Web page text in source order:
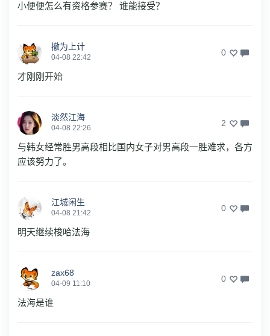
小便便怎么有资格参赛？ 谁能接受？
撤为上计
04-08 22:42 0
才刚刚开始
淡然江海
04-08 22:26 2
与韩女经常胜男高段相比国内女子对男高段一胜难求，各方
应该努力了。
江城闲生
04-08 21:42 0
明天继续梭哈法海
zax68
04-09 11:10 0
法海是谁